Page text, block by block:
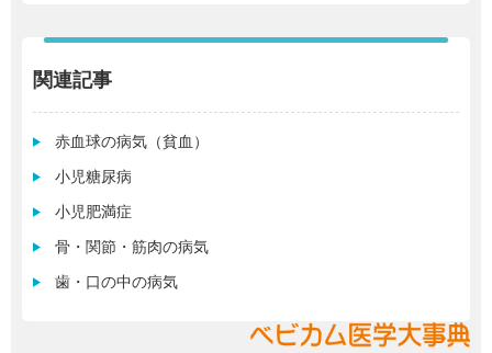
関連記事
赤血球の病気（貧血）
小児糖尿病
小児肥満症
骨・関節・筋肉の病気
歯・口の中の病気